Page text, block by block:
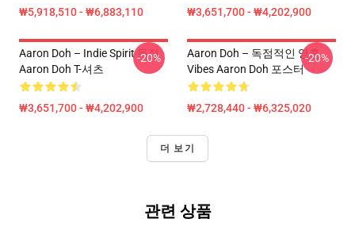
₩5,918,510 - ₩6,883,110 ₩3,651,700 - ₩4,202,900
Aaron Doh – Indie Spirit 독점
Aaron Doh T-셔츠
₩3,651,700 - ₩4,202,900
-20%
Aaron Doh – 독점적인 영혼
Vibes Aaron Doh 포스터
₩2,728,440 - ₩6,325,020
-20%
더 보기
관련 상품